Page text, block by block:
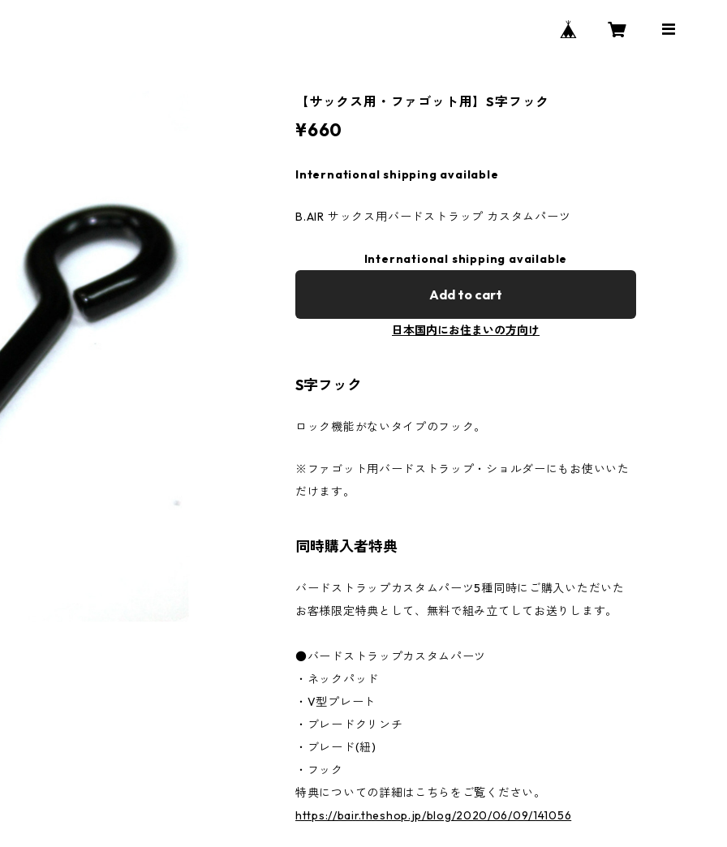
【サックス用・ファゴット用】S字フック
¥660
International shipping available
B.AIR サックス用バードストラップ カスタムパーツ
International shipping available
Add to cart
日本国内にお住まいの方向け
S字フック
ロック機能がないタイプのフック。
※ファゴット用バードストラップ・ショルダーにもお使いいた
だけます。
同時購入者特典
バードストラップカスタムパーツ5種同時にご購入いただいた
お客様限定特典として、無料で組み立てしてお送りします。
●バードストラップカスタムパーツ
・ネックパッド
・V型プレート
・ブレードクリンチ
・ブレード(紐)
・フック
特典についての詳細はこちらをご覧ください。
https://bair.theshop.jp/blog/2020/06/09/141056